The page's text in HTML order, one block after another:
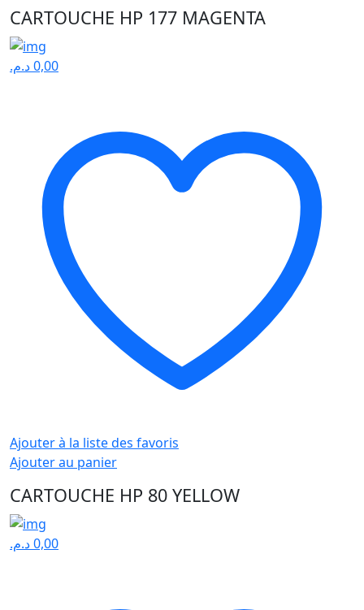
CARTOUCHE HP 177 MAGENTA
0,00د.م.
Ajouter à la liste des favoris
Ajouter au panier
CARTOUCHE HP 80 YELLOW
0,00د.م.